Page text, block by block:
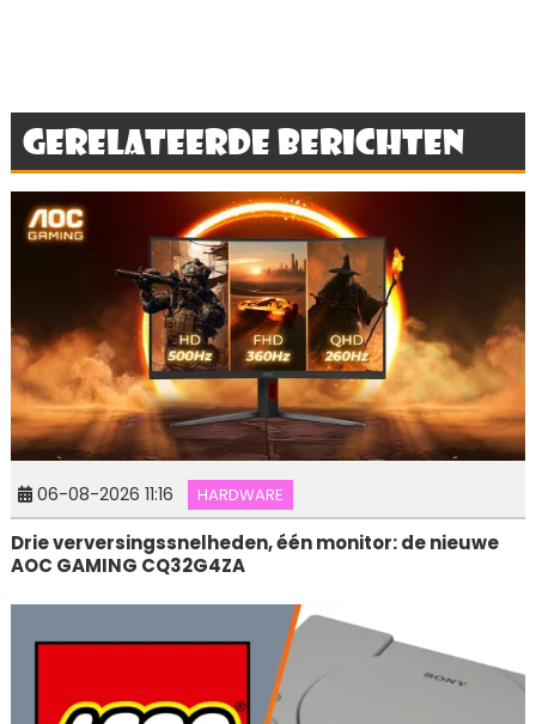
Gerelateerde berichten
06-08-2026 11:16 HARDWARE
Drie verversingssnelheden, één monitor: de nieuwe
AOC GAMING CQ32G4ZA